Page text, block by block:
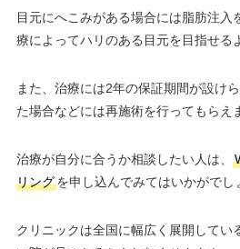
目元にへこみがある場合には脂肪注入
療によってハリのある目元を目指せ
また、治療には2年の保証期間が設け
た場合などには再施術を行ってもらえ
治療が自分に合うか相談したい人は、
リングを申し込んでみてはいかがでし
クリニックは全国に幅広く展開してい